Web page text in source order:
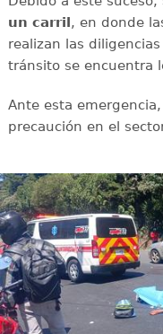
un carril, en donde
realizan las
tránsito se encuentra
Ante esta
precaución en el